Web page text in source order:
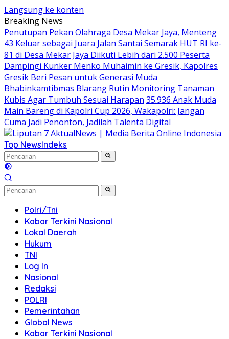
Langsung ke konten
Breaking News
Penutupan Pekan Olahraga Desa Mekar Jaya, Menteng
43 Keluar sebagai Juara Jalan Santai Semarak HUT RI ke-
81 di Desa Mekar Jaya Diikuti Lebih dari 2.500 Peserta
Dampingi Kunker Menko Muhaimin ke Gresik, Kapolres
Gresik Beri Pesan untuk Generasi Muda
Bhabinkamtibmas Blarang Rutin Monitoring Tanaman
Kubis Agar Tumbuh Sesuai Harapan 35.936 Anak Muda
Main Bareng di Kapolri Cup 2026, Wakapolri: Jangan
Cuma Jadi Penonton, Jadilah Talenta Digital
Top NewsIndeks
Polri/Tni
Kabar Terkini Nasional
Lokal Daerah
Hukum
TNI
Log In
Nasional
Redaksi
POLRI
Pemerintahan
Global News
Kabar Terkini Nasional